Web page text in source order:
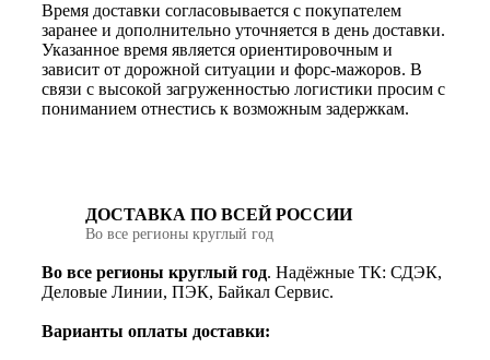
Время доставки согласовывается с покупателем
заранее и дополнительно уточняется в день доставки.
Указанное время является ориентировочным и
зависит от дорожной ситуации и форс-мажоров. В
связи с высокой загруженностью логистики просим с
пониманием отнестись к возможным задержкам.
ДОСТАВКА ПО ВСЕЙ РОССИИ
Во все регионы круглый год
Во все регионы круглый год. Надёжные ТК: СДЭК,
Деловые Линии, ПЭК, Байкал Сервис.
Варианты оплаты доставки: